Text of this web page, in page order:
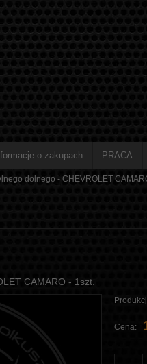
o zakupach PRACA
dolnego - CHEVROLET
CAMARO - 1szt.
Cena: